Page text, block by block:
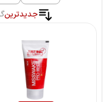
جدیدترین